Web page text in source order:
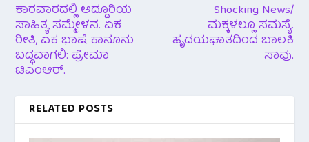
ಕಾರವಾರದಲ್ಲಿ ಅದ್ದೂರಿಯ
ಸಾಹಿತ್ಯ ಸಮ್ಮೇಳನ. ಏಕ
ರೀತಿ, ಏಕ ಭಾಷೆ ಕಾನೂನು
ಬದ್ಧವಾಗಲಿ: ಪ್ರೇಮಾ
ಟಿಎಂಆರ್.
Shocking News/
ಮಕ್ಕಳಲ್ಲೂ ಸಮಸ್ಯೆ.
ಹೃದಯಘಾತದಿಂದ ಬಾಲಕಿ
ಸಾವು.
RELATED POSTS